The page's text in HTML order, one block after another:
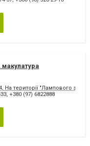
На території "Лампового
, +380 (97) 6822888